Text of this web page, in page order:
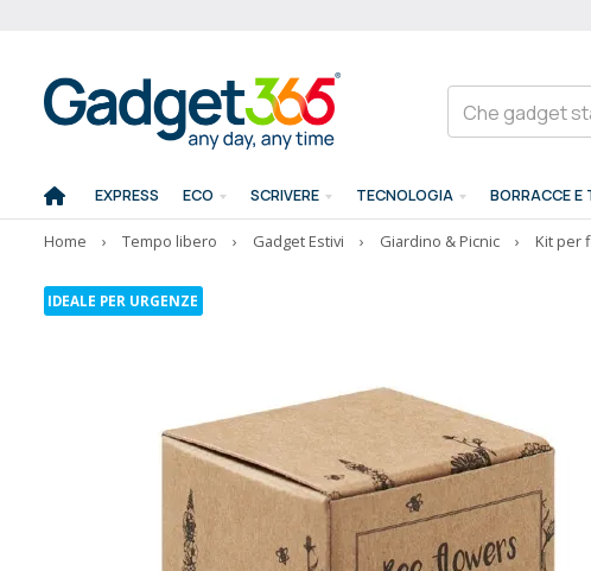
EXPRESS ECO SCRIVERE TECNOLOGIA BORRACCE
Home › Tempo libero › Gadget Estivi › Giardino & Picnic › Kit per
IDEALE PER URGENZE